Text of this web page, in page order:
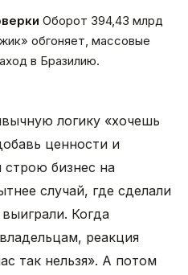
Оборот 394,43 млрд
обгоняет, массовые
в Бразилию.
логику «хочешь
ценности и
бизнес на
случай, где сделали
Когда
реакция
так нельзя». А потом